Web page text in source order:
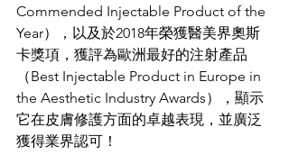
Commended Injectable Product of the
Year），以及於2018年榮獲醫美界奧斯
卡獎項，獲評為歐洲最好的注射產品
（Best Injectable Product in Europe in
the Aesthetic Industry Awards），顯示
它在皮膚修護方面的卓越表現，並廣泛
獲得業界認可！